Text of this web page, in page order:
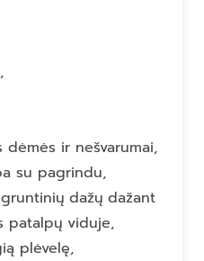
dėmės ir nešvarumai,
su pagrindu,
dažų dažant
patalpų viduje,
plėvelę,